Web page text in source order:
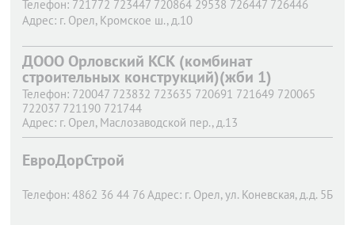
Телефон: 721772 723447 720864 29538 726447 726446
Адрес: г. Орел, Кромское ш., д.10
ДООО Орловский КСК (комбинат
строительных конструкций)(жби 1)
Телефон: 720047 723832 723635 720691 721649 720065
722037 721190 721744
Адрес: г. Орел, Маслозаводской пер., д.13
ЕвроДорСтрой
Телефон: 4862 36 44 76Адрес: г. Орел, ул. Коневская, д.д. 5Б